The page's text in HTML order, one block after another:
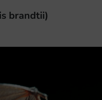
brandtii)